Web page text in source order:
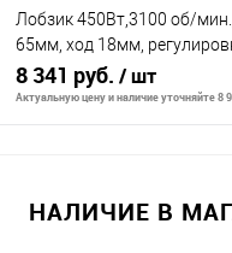
Лобзик 450Вт,3100 об/
65мм, ход 18мм,
амплитуды хода
8 341 руб. / шт
Актуальную цену и наличие уточняйте 8
НАЛИЧИЕ В